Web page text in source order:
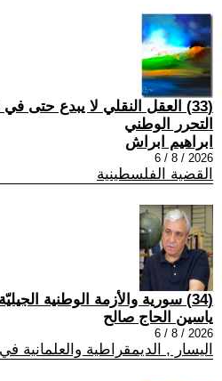
(33) العقل النقلي لا يبدع حتى
التحرر الوطني
ابراهيم ابراش
2026 / 8 / 6
القضية الفلسطينية
(34) سورية والأزمة الوطنية الجيليّة
ياسين الحاج صالح
2026 / 8 / 6
اليسار , الديمقراطية والعلمانية